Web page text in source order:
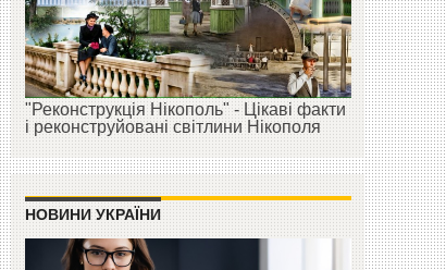
"Реконструкція Нікополь" - Цікаві факти
і реконструйовані світлини Нікополя
НОВИНИ УКРАЇНИ